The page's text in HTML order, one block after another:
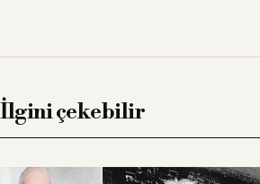
İlgini çekebilir